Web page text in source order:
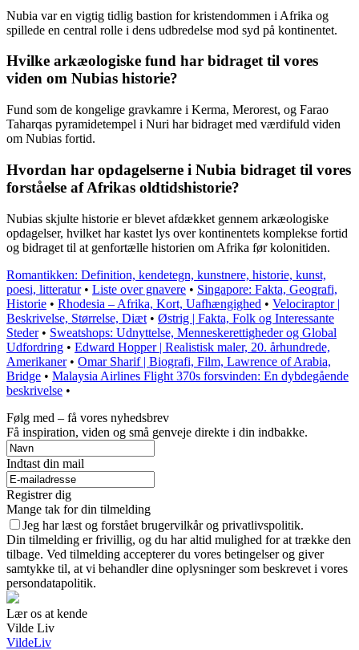
Nubia var en vigtig tidlig bastion for kristendommen i Afrika og
spillede en central rolle i dens udbredelse mod syd på kontinentet.
Hvilke arkæologiske fund har bidraget til vores
viden om Nubias historie?
Fund som de kongelige gravkamre i Kerma, Merorest, og Farao
Taharqas pyramidetempel i Nuri har bidraget med værdifuld viden
om Nubias fortid.
Hvordan har opdagelserne i Nubia bidraget til vores
forståelse af Afrikas oldtidshistorie?
Nubias skjulte historie er blevet afdækket gennem arkæologiske
opdagelser, hvilket har kastet lys over kontinentets komplekse fortid
og bidraget til at genfortælle historien om Afrika før kolonitiden.
Romantikken: Definition, kendetegn, kunstnere, historie, kunst,
poesi, litteratur• Liste over gnavere • Singapore: Fakta, Geografi,
Historie • Rhodesia – Afrika, Kort, Uafhængighed • Velociraptor |
Beskrivelse, Størrelse, Diæt • Østrig | Fakta, Folk og Interessante
Steder• Sweatshops: Udnyttelse, Menneskerettigheder og Global
Udfordring • Edward Hopper | Realistisk maler, 20. århundrede,
Amerikaner• Omar Sharif | Biografi, Film, Lawrence of Arabia,
Bridge • Malaysia Airlines Flight 370s forsvinden: En dybdegående
beskrivelse •
Følg med – få vores nyhedsbrev
Få inspiration, viden og små genveje direkte i din indbakke.
Indtast din mail
Registrer dig
Mange tak for din tilmelding
Jeg har læst og forstået brugervilkår og privatlivspolitik.
Din tilmelding er frivillig, og du har altid mulighed for at trække den
tilbage. Ved tilmelding accepterer du vores betingelser og giver
samtykke til, at vi behandler dine oplysninger som beskrevet i vores
persondatapolitik.
Lær os at kende
Vilde Liv
VildeLiv